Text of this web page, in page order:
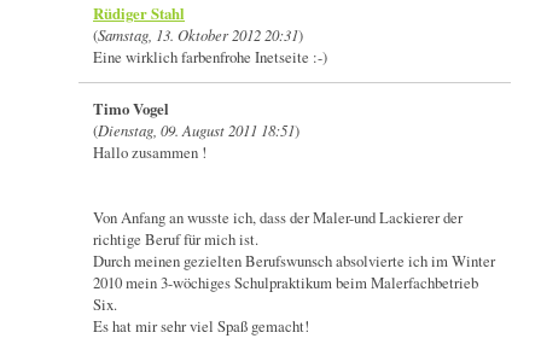
Rüdiger Stahl
(Samstag, 13. Oktober 2012 20:31)
Eine wirklich farbenfrohe Inetseite :-)
Timo Vogel
(Dienstag, 09. August 2011 18:51)
Hallo zusammen !
Von Anfang an wusste ich, dass der Maler-und Lackierer der
richtige Beruf für mich ist.
Durch meinen gezielten Berufswunsch absolvierte ich im Winter
2010 mein 3-wöchiges Schulpraktikum beim Malerfachbetrieb
Six.
Es hat mir sehr viel Spaß gemacht!